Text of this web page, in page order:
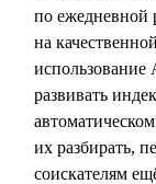
по ежедневной
на
использование
развивать
их разбирать,
соискателям